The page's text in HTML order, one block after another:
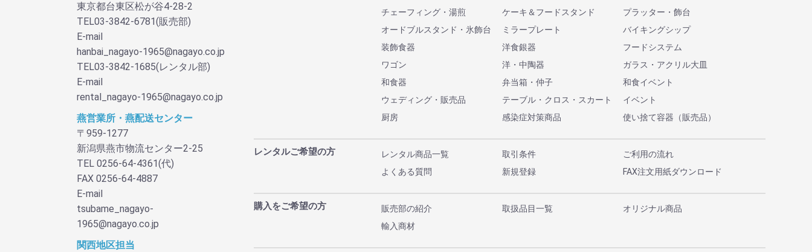
東京都台東区松が谷4-28-2
TEL03-3842-6781(販売部)
E-mail
hanbai_nagayo-1965@nagayo.co.jp
TEL03-3842-1685(レンタル部)
E-mail
rental_nagayo-1965@nagayo.co.jp
燕営業所・燕配送センター
〒959-1277
新潟県燕市物流センター2-25
TEL 0256-64-4361(代)
FAX 0256-64-4887
E-mail
tsubame_nagayo-
1965@nagayo.co.jp
関西地区担当
チェーフィング・湯煎
ケーキ＆フードスタンド
プラッター・飾台
オードブルスタンド・氷飾台
ミラープレート
バイキングシップ
装飾食器
洋食銀器
フードシステム
ワゴン
洋・中陶器
ガラス・アクリル大皿
和食器
弁当箱・仲子
和食イベント
ウェディング・販売品
テーブル・クロス・スカート
イベント
厨房
感染症対策商品 使い捨て容器（販売品）
レンタルご希望の方 レンタル商品一覧 取引条件
ご利用の流れ
よくある質問
新規登録 FAX注文用紙ダウンロード
購入をご希望の方 販売部の紹介 取扱品目一覧
オリジナル商品
輸入商材